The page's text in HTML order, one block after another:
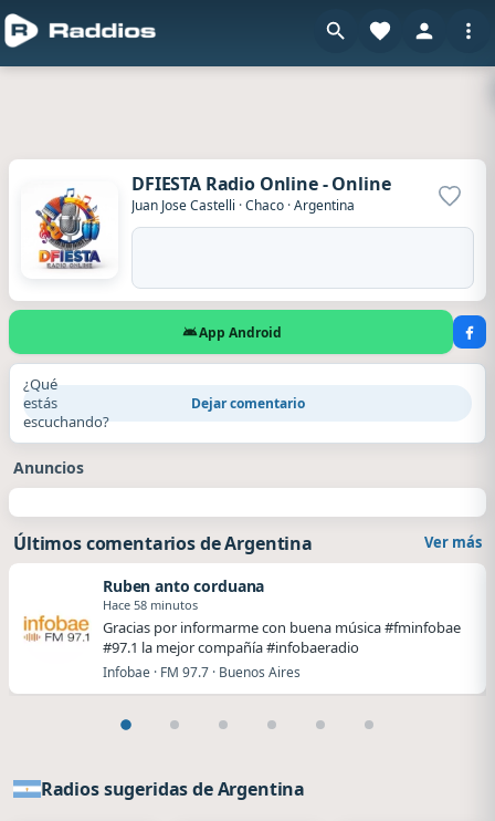
DFIESTA Radio Online - Online
Juan Jose Castelli ·Chaco ·Argentina
App Android
¿Qué
estás
escuchando?
Dejar comentario
Anuncios
Últimos comentarios de Argentina Ver más
Ruben anto corduana
Hace 58 minutos
Gracias por informarme con buena música #fminfobae
#97.1 la mejor compañía #infobaeradio
Infobae · FM 97.7 · Buenos Aires
Radios sugeridas de Argentina